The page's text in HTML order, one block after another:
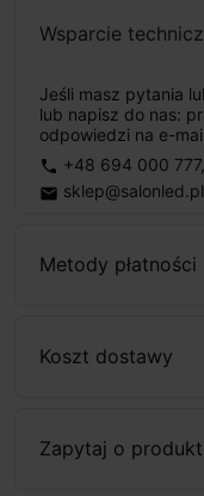
Wsparcie
Jeśli masz pytania
lub napisz do nas:
odpowiedzi na e-
phone +48 694 000 777,
email sklep@salonled.pl
Metody płatności
Koszt dostawy
Zapytaj o produkt